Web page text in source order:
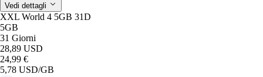
Vedi dettagli
XXL World 4 5GB 31D
5GB
31 Giorni
28,89 USD
24,99 €
5,78 USD/GB